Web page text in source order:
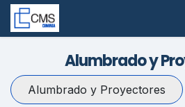
Ir al contenido
Alumbrado y
Alumbrado y Proyectores